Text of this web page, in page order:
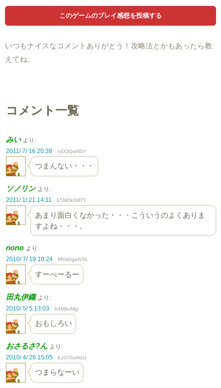
いつもナイスなコメントありがとう！攻略法とかもあったら教
えてね。
コメント一覧
みい より:
2011/ 7/ 16 20:38
IyODQwNDY
つまんない・・・
ソノリン より:
2011/ 1/ 21 14:11
E5MDk0MTY
あまり面白くなかった・・・こういうのよくありま
すよね・・・。
nono より:
2010/ 7/ 19 10:24
M5NDgwNTA
すーべーるー
田丸伊織 より:
2010/ 5/ 5 13:03
A4MjkxMjg
おもしろい
おさるさ?ん より:
2010/ 4/ 26 15:05
EzOTAwNzU
つまらなーい